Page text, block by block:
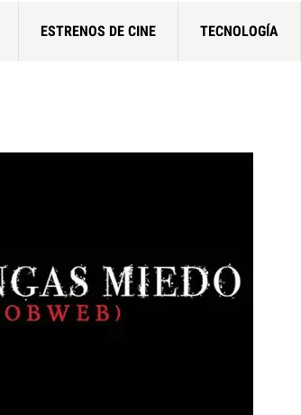
ESTRENOS DE CINE TECNOLOGÍA